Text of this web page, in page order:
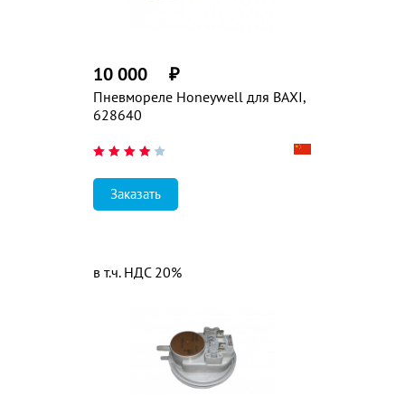
Пневмореле Honeywell для BAXI,
628640
10 000 ₽
Заказать
в т.ч. НДС 20%